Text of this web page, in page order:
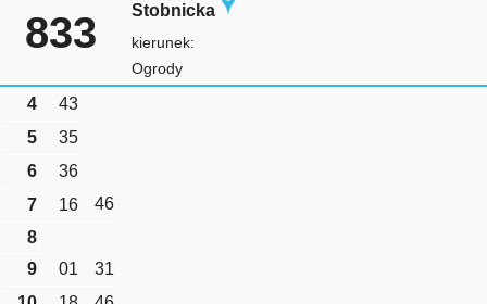
833 Stobnicka
kierunek:
Ogrody
4
43
5
35
6
36
7
16
46
8
9
01
31